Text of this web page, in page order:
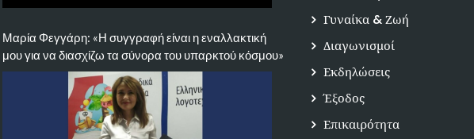
Μαρία Φεγγάρη: «Η συγγραφή είναι η εναλλακτική
μου για να διασχίζω τα σύνορα του υπαρκτού κόσμου»
Γυναίκα & Ζωή
Διαγωνισμοί
Εκδηλώσεις
Έξοδος
Επικαιρότητα